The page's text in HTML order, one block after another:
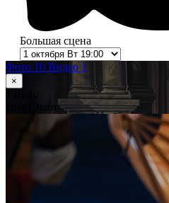
Большая сцена
Фото 10 Видео 1
×
Дон Кихот